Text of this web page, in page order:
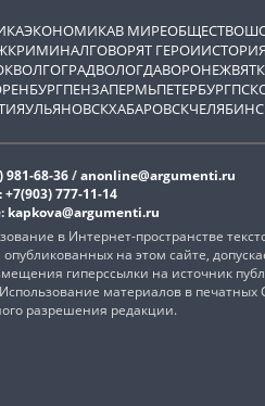
ЭКОНОМИКАВ МИРЕОБЩЕСТВО
КРИМИНАЛГОВОРЯТ ГЕРОИИСТОРИЯ
ВОЛГОГРАДВОЛОГДАВОРОНЕЖ
ПЕНЗАПЕРМЬПЕТЕРБУРГ
УЛЬЯНОВСКХАБАРОВСК
981-68-36/anonline@argumenti.ru
+7(903) 777-11-14
kapkova@argumenti.ru
в Интернет-пространстве
на этом сайте,
гиперссылки на источник
материалов в печатных
разрешения редакции.